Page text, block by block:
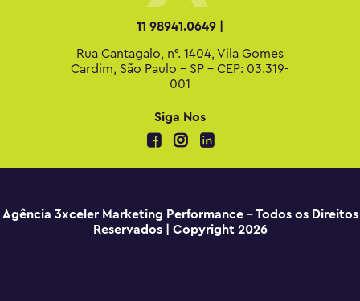
11 98941.0649 |
Rua Cantagalo, n°. 1404, Vila Gomes
Cardim, São Paulo - SP - CEP: 03.319-
001
Siga Nos
Agência 3xceler Marketing Performance - Todos os Direitos
Reservados | Copyright 2026